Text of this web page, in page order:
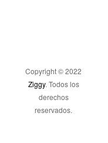
Copyright © 2022
Ziggy. Todos los
derechos
reservados.